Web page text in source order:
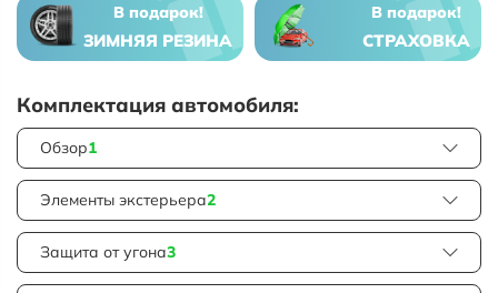
В подарок!
ЗИМНЯЯ РЕЗИНА
В подарок!
СТРАХОВКА
Комплектация автомобиля:
Обзор1
Элементы экстерьера2
Защита от угона3